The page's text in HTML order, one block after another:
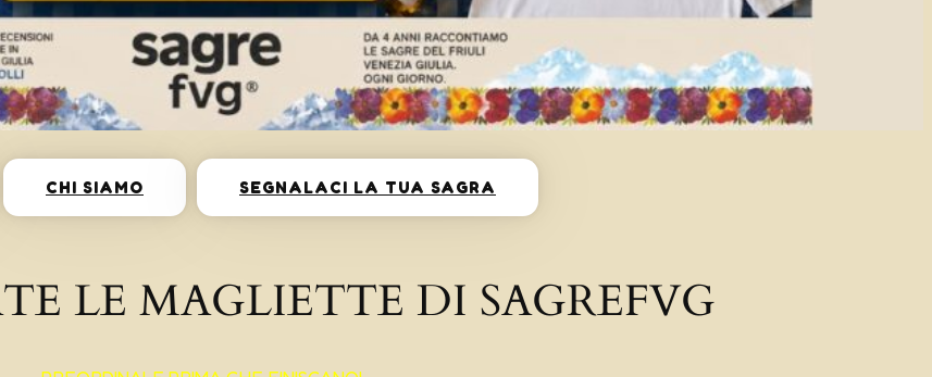
CHI SIAMO SEGNALACI LA TUA SAGRA
LE MAGLIETTE DI SAGREFVG